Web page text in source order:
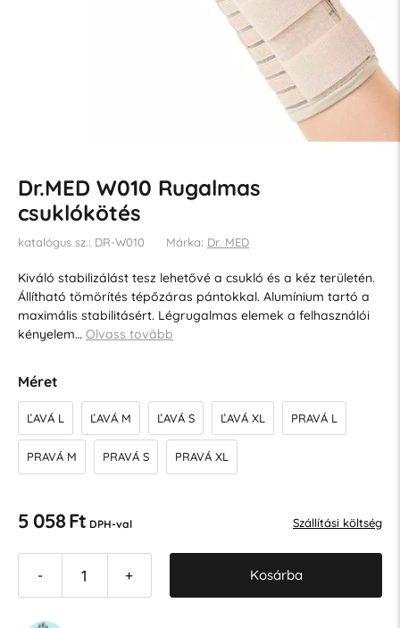
Dr.MED W010 Rugalmas
csuklókötés
katalógus sz.: DR-W010 Márka: Dr. MED
Kiváló stabilizálást tesz lehetővé a csukló és a kéz területén.
Állítható tömörítés tépőzáras pántokkal. Alumínium tartó a
maximális stabilitásért. Légrugalmas elemek a felhasználói
kényelem… Olvass tovább
Méret
ĽAVÁ L ĽAVÁ M ĽAVÁ S ĽAVÁ XL PRAVÁ L
PRAVÁ M PRAVÁ S PRAVÁ XL
5 058 Ft DPH-val Szállítási költség
- + Kosárba